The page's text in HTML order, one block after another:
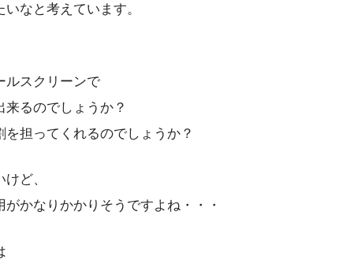
なと考えています。
ルスクリーンで
来るのでしょうか？
を担ってくれるのでしょうか？
ど、
がかなりかかりそうですよね・・・